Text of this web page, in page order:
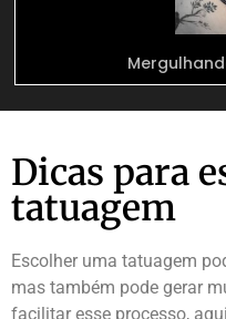
Dicas para
tatuagem
Escolher uma tatuagem
mas também pode gerar
facilitar esse processo,